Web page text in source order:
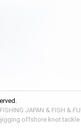
FISHING JAPAN & FISH &
offshore knot tackle